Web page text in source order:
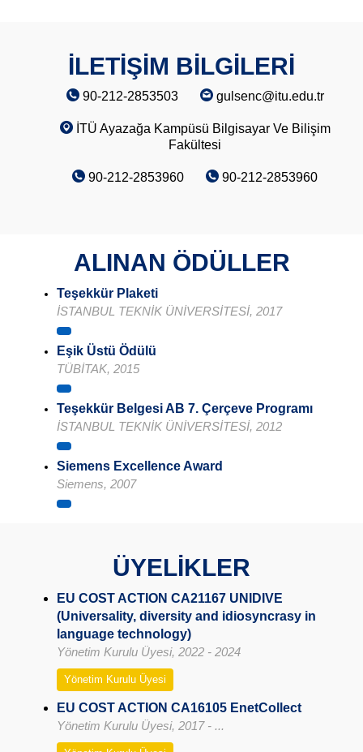
İLETİŞİM BİLGİLERİ
90-212-2853503 gulsenc@itu.edu.tr
İTÜ Ayazağa Kampüsü Bilgisayar Ve Bilişim
Fakültesi
90-212-2853960 90-212-2853960
ALINAN ÖDÜLLER
Teşekkür Plaketi
İSTANBUL TEKNİK ÜNİVERSİTESİ, 2017
Eşik Üstü Ödülü
TÜBİTAK, 2015
Teşekkür Belgesi AB 7. Çerçeve Programı
İSTANBUL TEKNİK ÜNİVERSİTESİ, 2012
Siemens Excellence Award
Siemens, 2007
ÜYELİKLER
EU COST ACTION CA21167 UNIDIVE
(Universality, diversity and idiosyncrasy in
language technology)
Yönetim Kurulu Üyesi, 2022 - 2024
Yönetim Kurulu Üyesi
EU COST ACTION CA16105 EnetCollect
Yönetim Kurulu Üyesi, 2017 - ...